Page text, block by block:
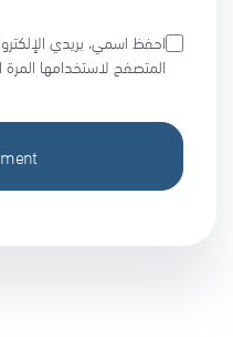
احفظ اسمي، بريدي
المتصفح لاستخدامها